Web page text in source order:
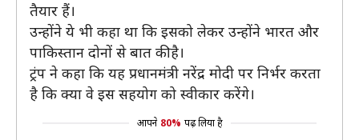
तैयार हैं।
उन्होंने ये भी कहा था कि इसको लेकर उन्होंने भारत और
पाकिस्तान दोनों से बात की है।
ट्रंप ने कहा कि यह प्रधानमंत्री नरेंद्र मोदी पर निर्भर करता
है कि क्या वे इस सहयोग को स्वीकार करेंगे।
आपने 80% पढ़ लिया है